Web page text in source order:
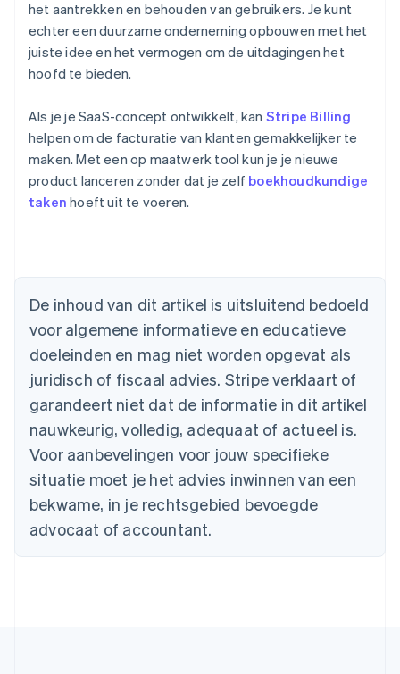
het aantrekken en behouden van gebruikers. Je kunt
echter een duurzame onderneming opbouwen met het
juiste idee en het vermogen om de uitdagingen het
hoofd te bieden.
Als je je SaaS-concept ontwikkelt, kan Stripe Billing
helpen om de facturatie van klanten gemakkelijker te
maken. Met een op maatwerk tool kun je je nieuwe
product lanceren zonder dat je zelf boekhoudkundige
taken hoeft uit te voeren.
De inhoud van dit artikel is uitsluitend bedoeld
voor algemene informatieve en educatieve
doeleinden en mag niet worden opgevat als
juridisch of fiscaal advies. Stripe verklaart of
garandeert niet dat de informatie in dit artikel
nauwkeurig, volledig, adequaat of actueel is.
Voor aanbevelingen voor jouw specifieke
situatie moet je het advies inwinnen van een
bekwame, in je rechtsgebied bevoegde
advocaat of accountant.
Australië
English
België
NederlandsFrançaisDeutschEnglish
Brazilië
Bulgarije
English
Canada
EnglishFrançais
Cyprus
English
English
Duitsland